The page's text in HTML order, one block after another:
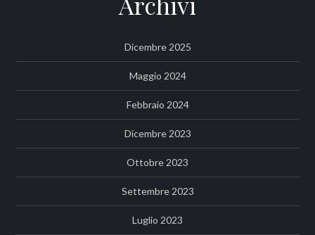
Dicembre 2025
Maggio 2024
Febbraio 2024
Dicembre 2023
Ottobre 2023
Settembre 2023
Luglio 2023